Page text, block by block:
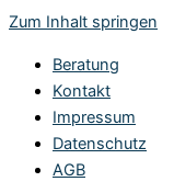
Zum Inhalt springen
Beratung
Kontakt
Impressum
Datenschutz
AGB